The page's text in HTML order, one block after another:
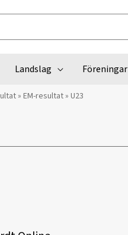
Landslag Föreningar
» EM-resultat» U23